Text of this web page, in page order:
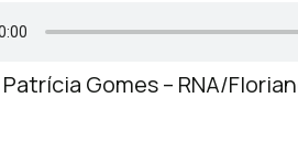
Gomes – RNA/